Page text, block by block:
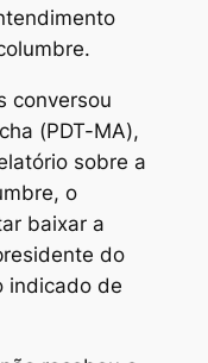
conversou
(PDT-MA),
sobre a
o
baixar a
do
indicado de